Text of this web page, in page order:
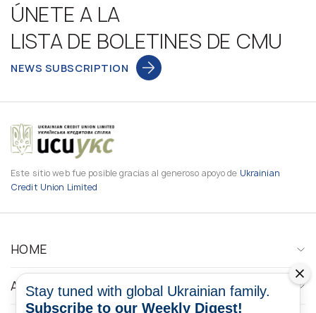
ÚNETE A LA
LISTA DE BOLETINES DE CMU
NEWS SUBSCRIPTION
Este sitio web fue posible gracias al generoso apoyo de Ukrainian
Credit Union Limited
HOME
ABOUT
Stay tuned with global Ukrainian family.
Subscribe to our Weekly Digest!